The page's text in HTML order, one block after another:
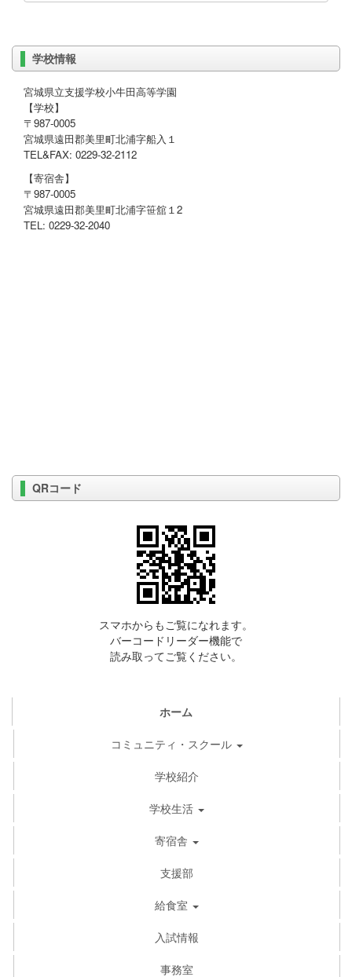
学校情報
宮城県立支援学校小牛田高等学園
【学校】
〒987-0005
宮城県遠田郡美里町北浦字船入１
TEL&FAX: 0229-32-2112
【寄宿舎】
〒987-0005
宮城県遠田郡美里町北浦字笹舘１2
TEL: 0229-32-2040
QRコード
スマホからもご覧になれます。
バーコードリーダー機能で
読み取ってご覧ください。
ホーム
コミュニティ・スクール
学校紹介
学校生活
寄宿舎
支援部
給食室
入試情報
事務室